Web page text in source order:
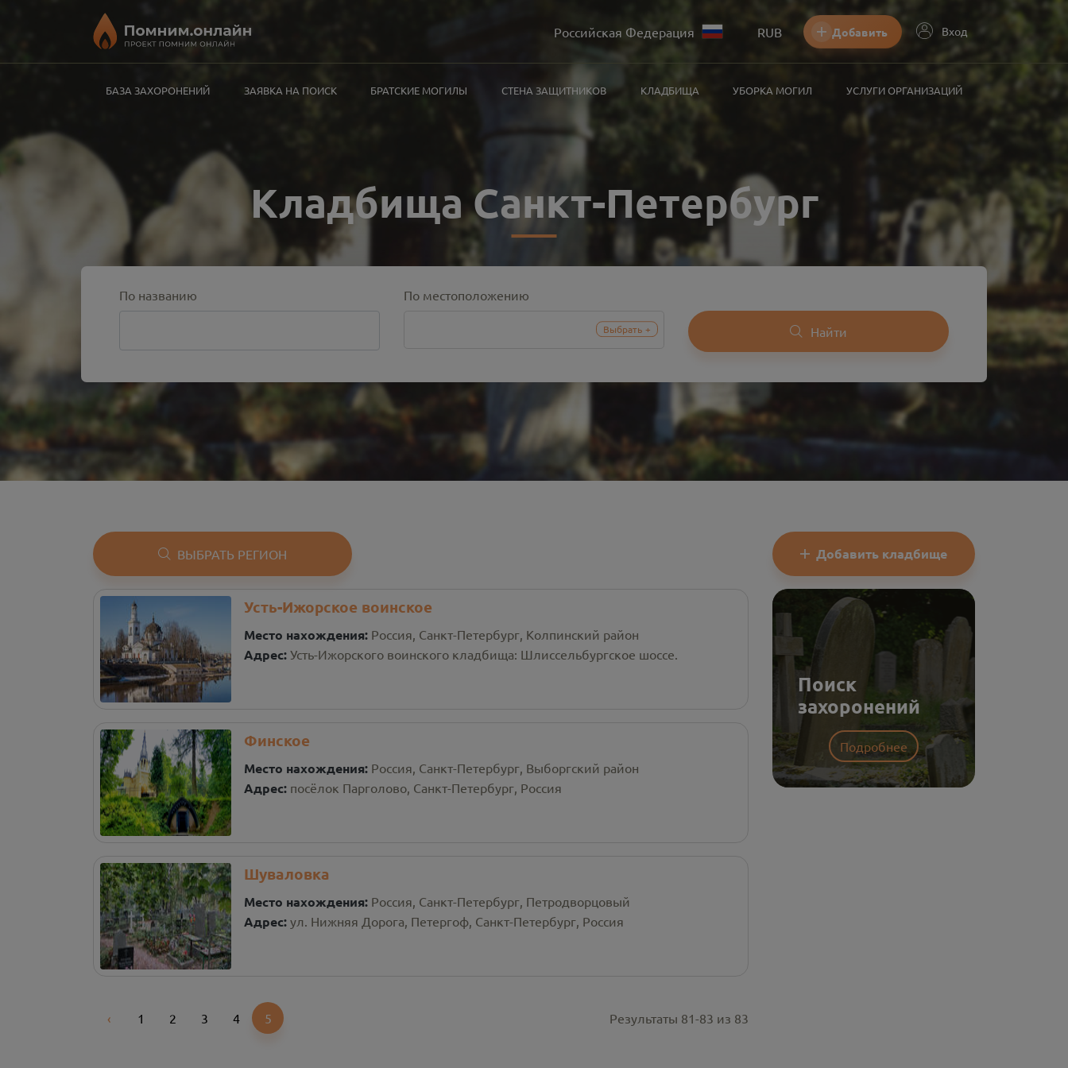
Российская Федерация RUB Добавить Вход
БАЗА ЗАХОРОНЕНИЙ ЗАЯВКА НА ПОИСК БРАТСКИЕ МОГИЛЫ СТЕНА ЗАЩИТНИКОВ КЛАДБИЩА УБОРКА МОГИЛ УСЛУГИ ОРГАНИЗАЦИЙ
Кладбища Санкт-Петербург
По названию По местоположению
Выбрать + Найти
ВЫБРАТЬ РЕГИОН
Усть-Ижорское воинское
Место нахождения: Россия, Санкт-Петербург, Колпинский район
Адрес: Усть-Ижорского воинского кладбища: Шлиссельбургское шоссе.
Финское
Место нахождения: Россия, Санкт-Петербург, Выборгский район
Адрес: посёлок Парголово, Санкт-Петербург, Россия
Шуваловка
Место нахождения: Россия, Санкт-Петербург, Петродворцовый
Адрес: ул. Нижняя Дорога, Петергоф, Санкт-Петербург, Россия
‹Previous
1 2 3 4 5 Результаты 81-83 из 83
Добавить кладбище
Поиск
захоронений
Подробнее